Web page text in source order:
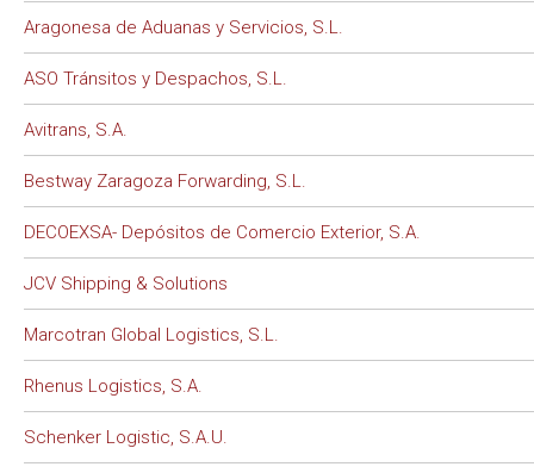
Aragonesa de Aduanas y Servicios, S.L.
ASO Tránsitos y Despachos, S.L.
Avitrans, S.A.
Bestway Zaragoza Forwarding, S.L.
DECOEXSA- Depósitos de Comercio Exterior, S.A.
JCV Shipping & Solutions
Marcotran Global Logistics, S.L.
Rhenus Logistics, S.A.
Schenker Logistic, S.A.U.